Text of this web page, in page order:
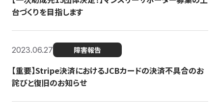
台づくりを目指します
2023.06.27 障害報告
【重要】Stripe決済におけるJCBカードの決済不具合のお
詫びと復旧のお知らせ